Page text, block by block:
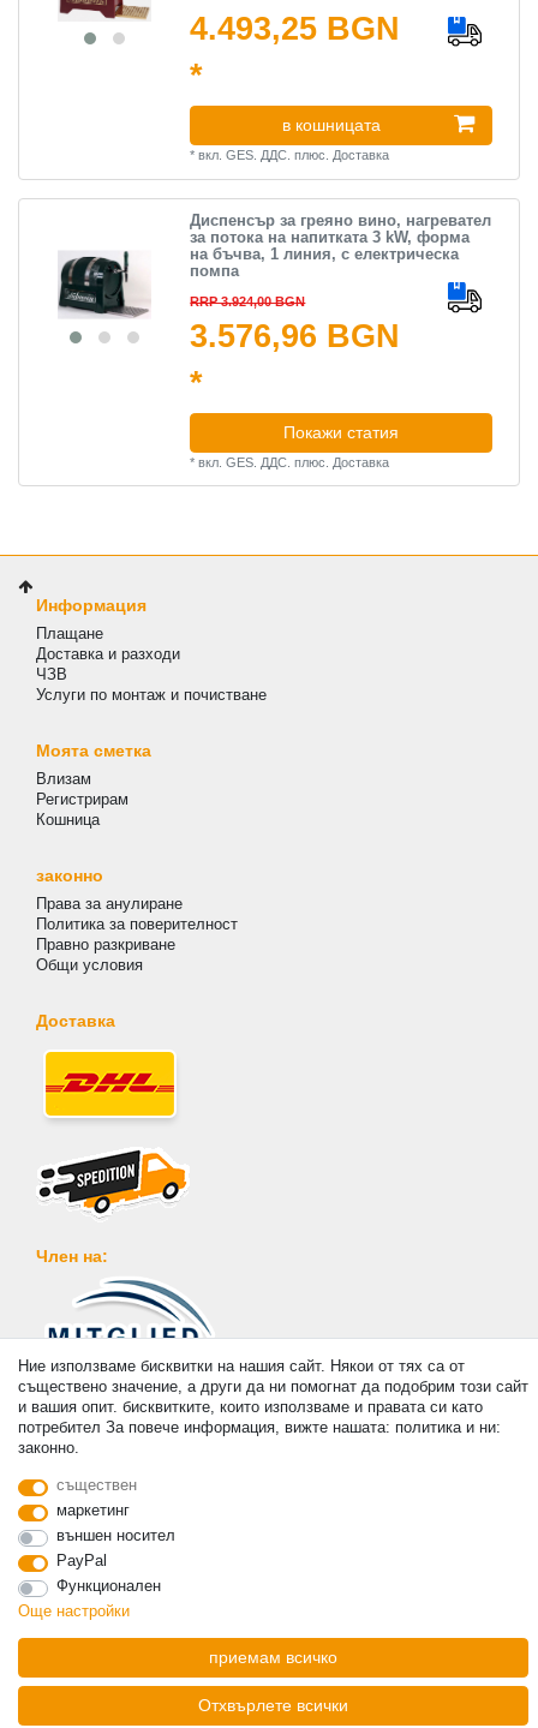
4.493,25 BGN
*
в кошницата
*вкл. GES. ДДС. плюс. Доставка
Диспенсър за греяно вино, нагревател
за потока на напитката 3 kW, форма
на бъчва, 1 линия, с електрическа
помпа
RRP 3.924,00 BGN
3.576,96 BGN
*
Покажи статия
*вкл. GES. ДДС. плюс. Доставка
Информация
Плащане
Доставка и разходи
ЧЗВ
Услуги по монтаж и почистване
Моята сметка
Влизам
Регистрирам
Кошница
законно
Права за анулиране
Политика за поверителност
Правно разкриване
Общи условия
Доставка
Член на:
Плащане
© Copyright 2026 | Всички права запазени. - Prices incl. VAT. 19% VAT Basic prices see
article detail | * Applies to deliveries to the UK!
Ние използваме бисквитки на нашия сайт. Някои от тях са от
съществено значение, а други да ни помогнат да подобрим този сайт
и вашия опит. бисквитките, които използваме и правата си като
потребител За повече информация, вижте нашата: политика и ни:
законно.
съществен
маркетинг
външен носител
PayPal
Функционален
Още настройки
приемам всичко
Отхвърлете всички
Withdraw from contract here